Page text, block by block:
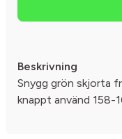
Beskrivning
Snygg grön skjorta
knappt använd 158-